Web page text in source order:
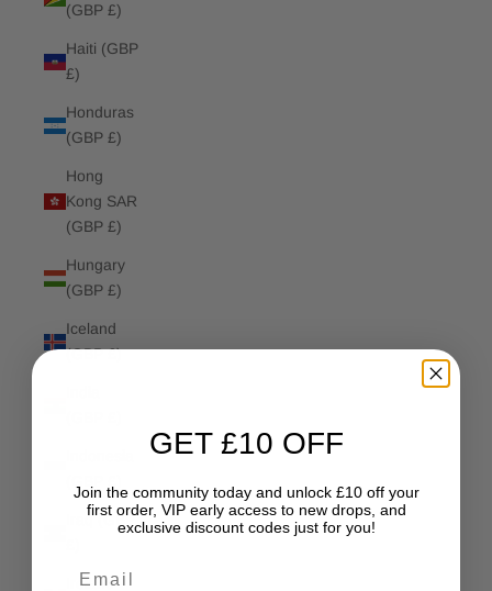
(GBP £)
Haiti (GBP
£)
Honduras
(GBP £)
Hong
Kong SAR
(GBP £)
Hungary
(GBP £)
Iceland
(GBP £)
Iraq (GBP
Ireland
GET £10 OFF
Join the community today and unlock £10 off your
first order, VIP early access to new drops, and
exclusive discount codes just for you!